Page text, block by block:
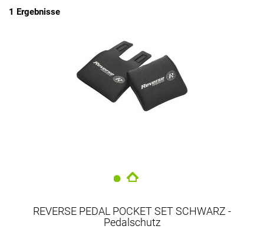
1 Ergebnisse
REVERSE PEDAL POCKET SET SCHWARZ -
Pedalschutz